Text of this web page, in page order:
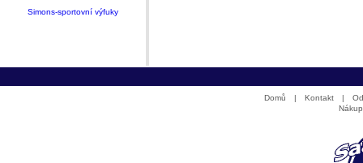
Simons-sportovní výfuky
Domů | Kontakt |